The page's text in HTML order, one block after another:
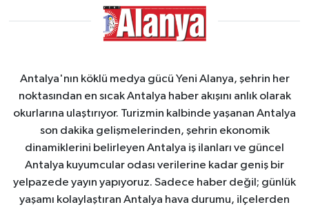
Antalya'nın köklü medya gücü Yeni Alanya, şehrin her
noktasından en sıcak Antalya haber akışını anlık olarak
okurlarına ulaştırıyor. Turizmin kalbinde yaşanan Antalya
son dakika gelişmelerinden, şehrin ekonomik
dinamiklerini belirleyen Antalya iş ilanları ve güncel
Antalya kuyumcular odası verilerine kadar geniş bir
yelpazede yayın yapıyoruz. Sadece haber değil; günlük
yaşamı kolaylaştıran Antalya hava durumu, ilçelerden